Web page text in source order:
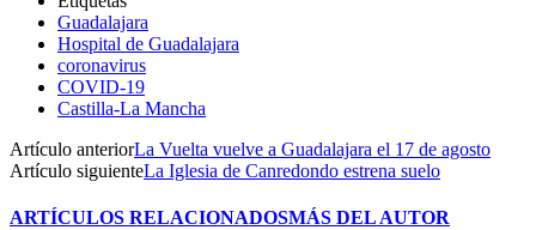
Guadalajara
Hospital de Guadalajara
coronavirus
COVID-19
Castilla-La Mancha
Artículo anteriorLa Vuelta vuelve a Guadalajara el 17 de agosto
Artículo siguienteLa Iglesia de Canredondo estrena suelo
ARTÍCULOS RELACIONADOSMÁS DEL AUTOR